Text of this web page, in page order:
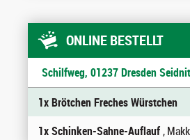
ONLINE BESTELLT
Schilfweg, 01237 Dresden
1x Brötchen Freches Würstchen
1x Schinken-Sahne-Auflauf,